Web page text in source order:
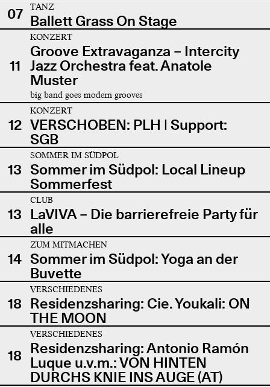
07
TANZ
Ballett Grass On Stage
11
KONZERT
Groove Extravaganza – Intercity
Jazz Orchestra feat. Anatole
Muster
big band goes modern grooves
12
KONZERT
VERSCHOBEN: PLH | Support:
SGB
13
SOMMER IM SÜDPOL
Sommer im Südpol: Local Lineup
Sommerfest
13
CLUB
LaVIVA – Die barrierefreie Party für
alle
14
ZUM MITMACHEN
Sommer im Südpol: Yoga an der
Buvette
18
VERSCHIEDENES
Residenzsharing: Cie. Youkali: ON
THE MOON
18
VERSCHIEDENES
Residenzsharing: Antonio Ramón
Luque u.v.m.: VON HINTEN
DURCHS KNIE INS AUGE (AT)